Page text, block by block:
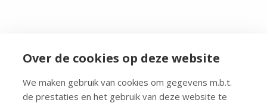
Over de cookies op deze website
We maken gebruik van cookies om gegevens m.b.t.
de prestaties en het gebruik van deze website te